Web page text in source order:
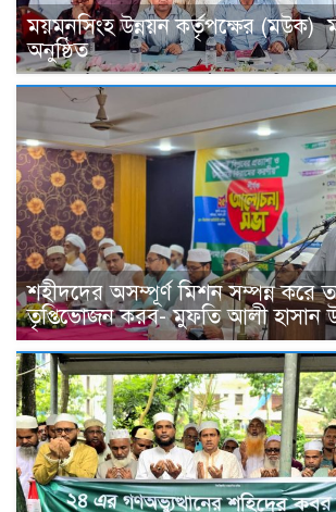
ময়মনসিংহ উন্নয়ন কর্তৃপক্ষের (মউক)
অনুষ্ঠিত
শহীদদের অসম্পূর্ণ মিশন সম্পন্ন করে
তৃপ্তিভোজন করব- মুফতি আলী হাসান